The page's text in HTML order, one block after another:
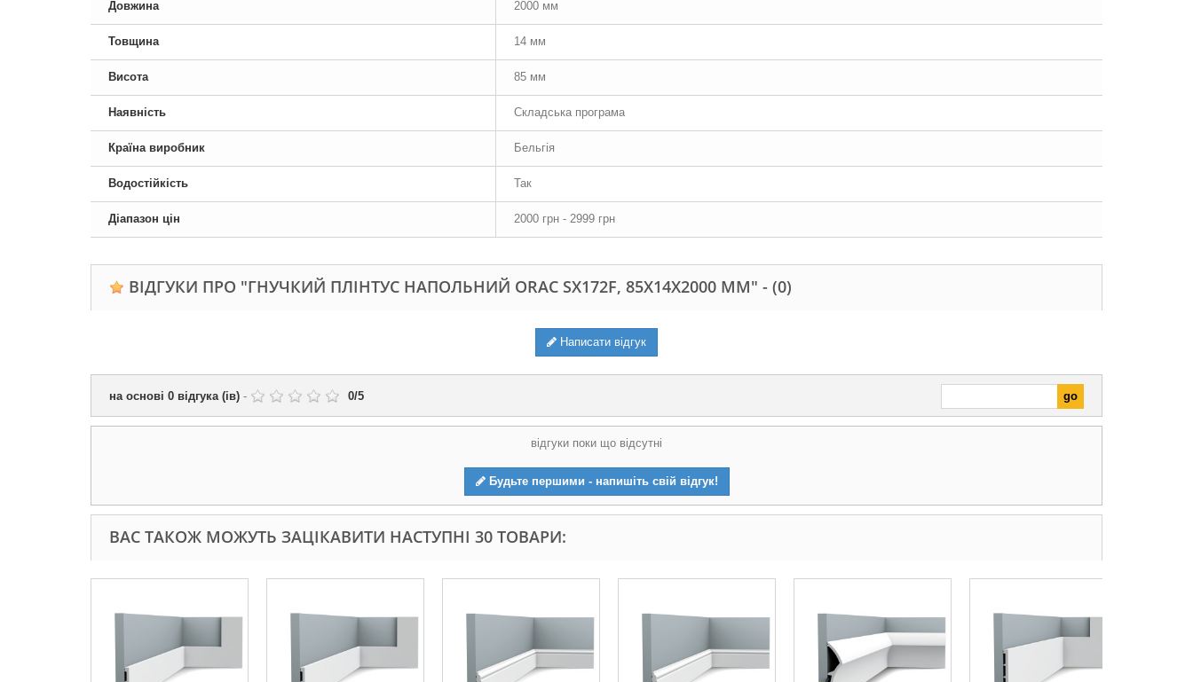
Довжина 2000 мм
Товщина 14 мм
Висота 85 мм
Наявність Складська програма
Країна виробник Бельгія
Водостійкість Так
Діапазон цін 2000 грн - 2999 грн
ВІДГУКИ ПРО "ГНУЧКИЙ ПЛІНТУС НАПОЛЬНИЙ ORAC SX172F, 85Х14Х2000 ММ" - (0)
Написати відгук
на основі 0 відгука (ів) - 0/5
відгуки поки що відсутні
Будьте першими - напишіть свій відгук!
ВАС ТАКОЖ МОЖУТЬ ЗАЦІКАВИТИ НАСТУПНІ 30 ТОВАРИ: